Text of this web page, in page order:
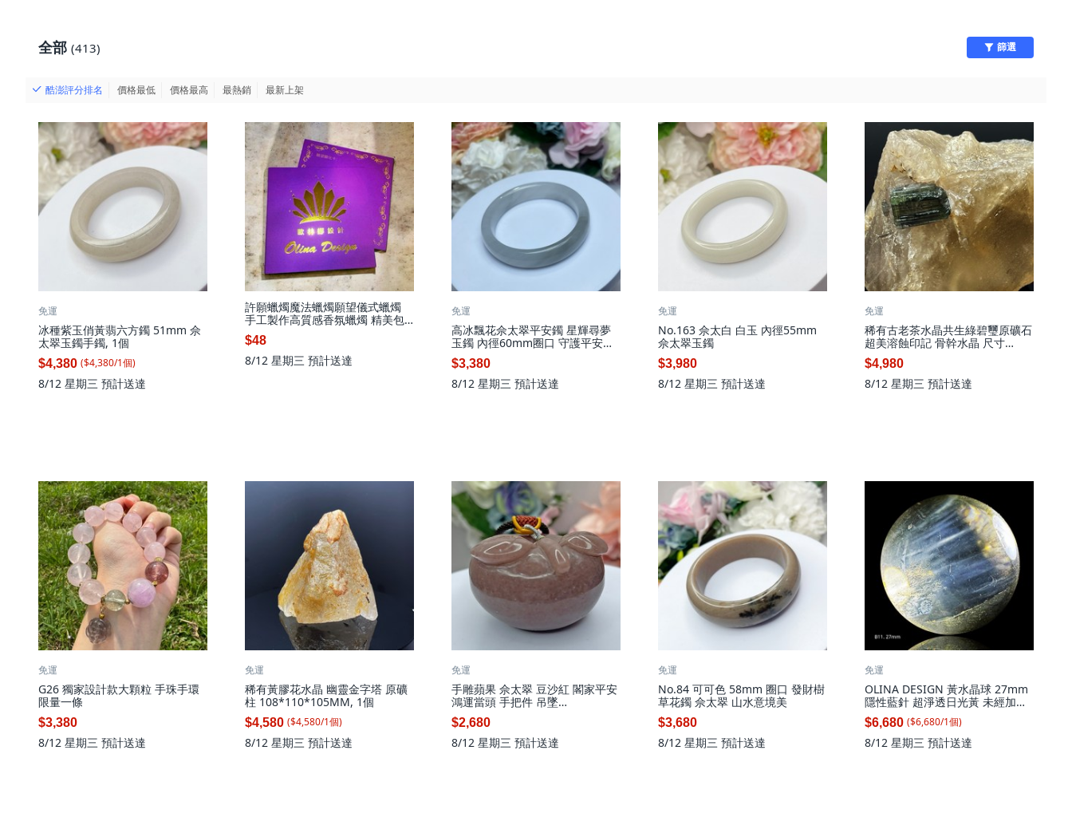
全部 (413) 篩選
酷澎評分排名 價格最低 價格最高 最熱銷 最新上架
免運
冰種紫玉俏黃翡六方鐲 51mm 佘
太翠玉鐲手鐲, 1個
$4,380 ($4,380/1個)
8/12 星期三 預計送達
許願蠟燭魔法蠟燭願望儀式蠟燭
手工製作高質感香氛蠟燭 精美包
裝送禮自用, 1個, 願望顯化卡/張
$48
8/12 星期三 預計送達
免運
高冰飄花佘太翠平安鐲 星輝尋夢
玉鐲 內徑60mm圈口 守護平安吉
祥
$3,380
8/12 星期三 預計送達
免運
No.163 佘太白 白玉 內徑55mm
佘太翠玉鐲
$3,980
8/12 星期三 預計送達
免運
稀有古老茶水晶共生綠碧璽原礦石
超美溶蝕印記 骨幹水晶 尺寸
91*115*77mm, 1個
$4,980
8/12 星期三 預計送達
免運
G26 獨家設計款大顆粒 手珠手環
限量一條
$3,380
8/12 星期三 預計送達
免運
稀有黃膠花水晶 幽靈金字塔 原礦
柱 108*110*105MM, 1個
$4,580 ($4,580/1個)
8/12 星期三 預計送達
免運
手雕蘋果 佘太翠 豆沙紅 閣家平安
鴻運當頭 手把件 吊墜
(56*56*40MM)
$2,680
8/12 星期三 預計送達
免運
No.84 可可色 58mm 圈口 發財樹
草花鐲 佘太翠 山水意境美
$3,680
8/12 星期三 預計送達
免運
OLINA DESIGN 黃水晶球 27mm
隱性藍針 超淨透日光黃 未經加熱
原礦水晶, 1個
$6,680 ($6,680/1個)
8/12 星期三 預計送達